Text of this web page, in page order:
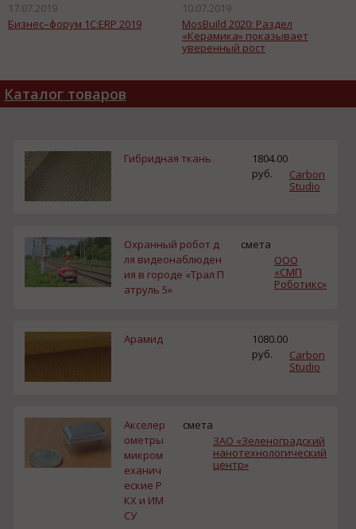
17.07.2019
Бизнес–форум 1С:ERP 2019
10.07.2019
MosBuild 2020: Раздел
«Керамика» показывает
уверенный рост
Каталог товаров
Гибридная ткань
1804.00
руб.
Carbon
Studio
Охранный робот д
ля видеонаблюден
ия в городе «Трал П
атруль 5»
смета
ООО
«СМП
Роботикс»
Арамид
1080.00
руб.
Carbon
Studio
Акселер
ометры
микром
еханич
еские Р
КХ и ИМ
СУ
смета
ЗАО «Зеленоградский
нанотехнологический
центр»